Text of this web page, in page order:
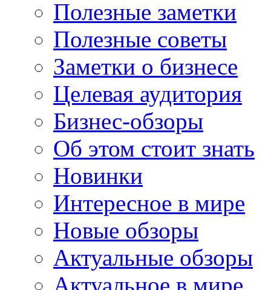
Полезные заметки
Полезные советы
Заметки о бизнесе
Целевая аудитория
Бизнес-обзоры
Об этом стоит знать
Новинки
Интересное в мире
Новые обзоры
Актуальные обзоры
Актуальное в мире